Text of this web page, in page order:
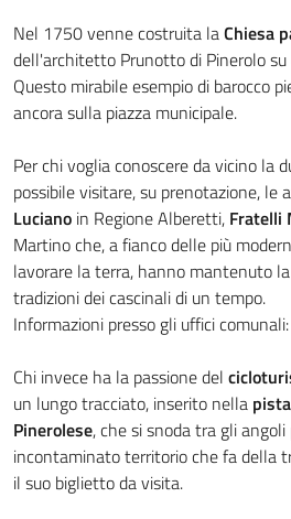
Nel 1750 venne costruita laChiesa
dell'architetto Prunotto di Pinerolo su
Questo mirabile esempio di barocco
ancora sulla piazza municipale.
Per chi voglia conoscere da vicino la
possibile visitare, su prenotazione, le
Luciano in Regione Alberetti, Fratelli
Martino che, a fianco delle più
lavorare la terra, hanno mantenuto
tradizioni dei cascinali di un tempo.
Informazioni presso gli uffici
Chi invece ha la passione del
un lungo tracciato, inserito nella
Pinerolese, che si snoda tra gli
incontaminato territorio che fa della
il suo biglietto da visita.